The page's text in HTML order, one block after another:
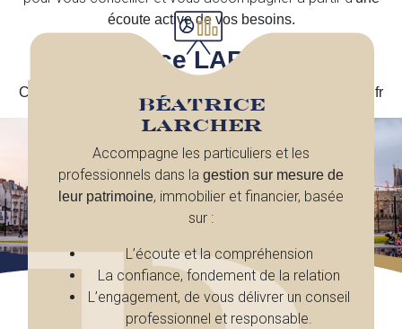
écoute active de vos besoins.
Béatrice LARCHER
Contact : 06.08.68.96.59 & contact@fructif-patrimoine.fr
Béatrice
LARCHER
Accompagne les particuliers et les
professionnels dans la gestion sur mesure de
leur patrimoine, immobilier et financier, basée
sur :
L’écoute et la compréhension
La confiance, fondement de la relation
L’engagement, de vous délivrer un conseil
professionnel et responsable.